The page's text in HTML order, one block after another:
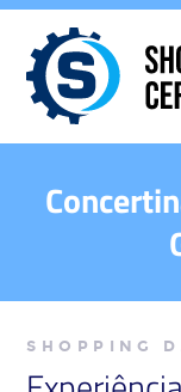
SHOPPING